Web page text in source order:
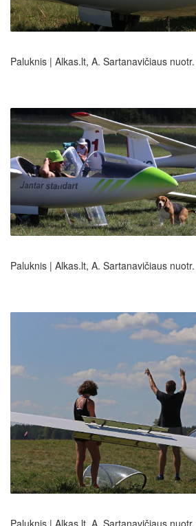
Paluknis | Alkas.lt, A. Sartanavičiaus nuotr.
Paluknis | Alkas.lt, A. Sartanavičiaus nuotr.
Paluknis | Alkas.lt, A. Sartanavičiaus nuotr.